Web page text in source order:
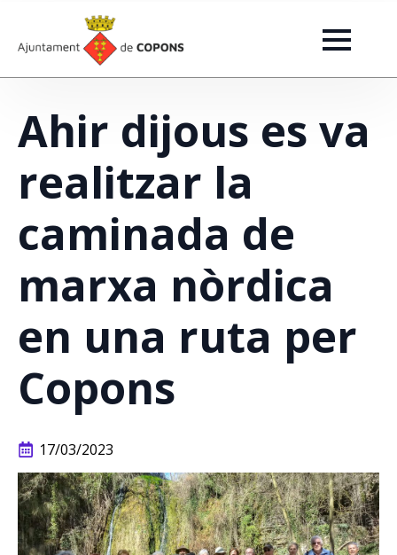
Ahir dijous es va
realitzar la
caminada de
marxa nòrdica
en una ruta per
Copons
17/03/2023